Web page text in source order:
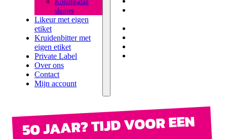
Koningsdag
shotjes
Likeur met eigen
etiket
Kruidenbitter met
eigen etiket
Private Label
Over ons
Contact
Mijn account
50 JAAR? TIJD VOOR EEN